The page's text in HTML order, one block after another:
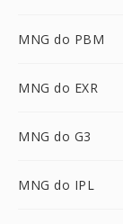
MNG do PBM
MNG do EXR
MNG do G3
MNG do IPL